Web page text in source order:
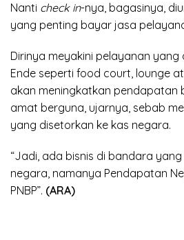
Nanti check in-nya, bagasinya,
yang penting bayar jasa
Dirinya meyakini pelayanan
Ende seperti food court, lounge
akan meningkatkan pendapatan
amat berguna, ujarnya, sebab
yang disetorkan ke kas negara.
“Jadi, ada bisnis di bandara
negara, namanya Pendapatan
PNBP”. (ARA)